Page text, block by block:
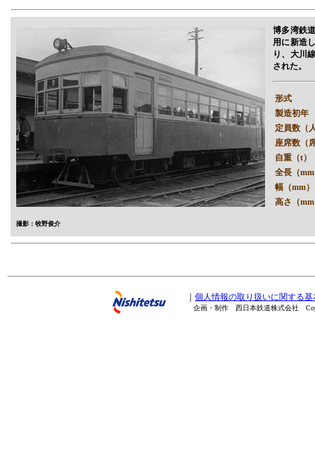
博多湾鉄
用に新造
り、大川
された。
形式
製造初年
定員数（
座席数（
自重（t）
全長（
幅（mm）
高さ（
撮影：牧野俊介
個人情報の取り扱いに関する基
企画・制作 西日本鉄道株式会社